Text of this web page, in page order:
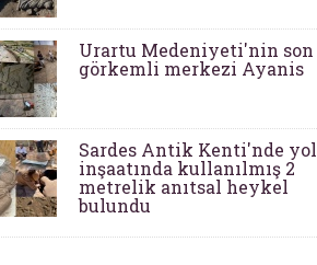
Urartu Medeniyeti'nin son
görkemli merkezi Ayanis
Sardes Antik Kenti'nde yol
inşaatında kullanılmış 2
metrelik anıtsal heykel
bulundu